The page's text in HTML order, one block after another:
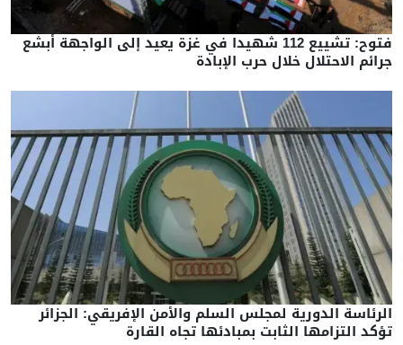
فتوح: تشييع 112 شهيدا في غزة يعيد إلى الواجهة أبشع
جرائم الاحتلال خلال حرب الإبادة
الرئاسة الدورية لمجلس السلم والأمن الإفريقي: الجزائر
تؤكد التزامها الثابت بمبادئها تجاه القارة